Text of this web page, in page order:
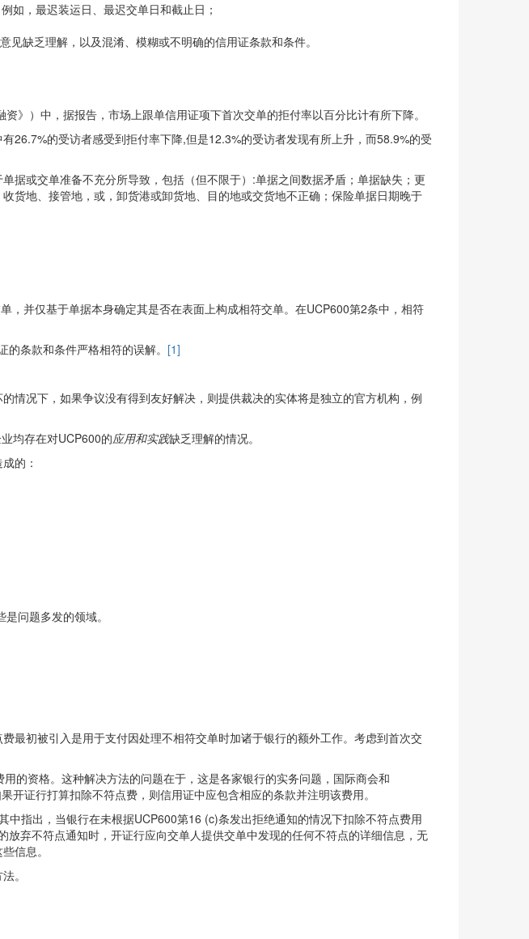
如，最迟装运日、最迟交单日和截止日；
缺乏理解，以及混淆、模糊或不明确的信用证条款和条件。
》）中，据报告，市场上跟单信用证项下首次交单的拒付率以百分比计有所下降。
26.7%的受访者感受到拒付率下降,但是12.3%的受访者发现有所上升，而58.9%的受
据或交单准备不充分所导致，包括（但不限于）:单据之间数据矛盾；单据缺失；更
货地、接管地，或，卸货港或卸货地、目的地或交货地不正确；保险单据日期晚于
并仅基于单据本身确定其是否在表面上构成相符交单。在UCP600第2条中，相符
条款和条件严格相符的误解。 [1]
情况下，如果争议没有得到友好解决，则提供裁决的实体将是独立的官方机构，例
均存在对UCP600的应用和实践缺乏理解的情况。
的：
问题多发的领域。
最初被引入是用于支付因处理不相符交单时加诸于银行的额外工作。考虑到首次交
的资格。这种解决方法的问题在于，这是各家银行的实务问题，国际商会和
证行打算扣除不符点费，则信用证中应包含相应的条款并注明该费用。
指出，当银行在未根据UCP600第16 (c)条发出拒绝通知的情况下扣除不符点费用
弃不符点通知时，开证行应向交单人提供交单中发现的任何不符点的详细信息，无
信息。
。